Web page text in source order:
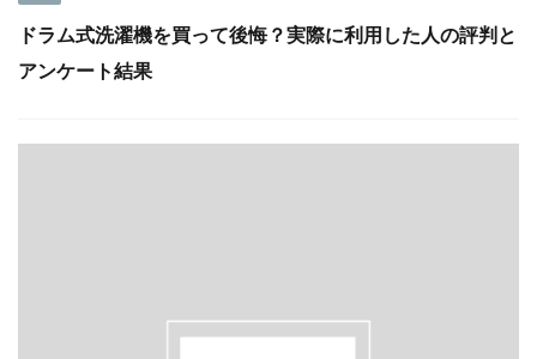
ドラム式洗濯機を買って後悔？実際に利用した人の評判と
アンケート結果